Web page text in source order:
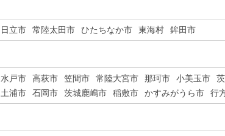
日立市 常陸太田市 ひたちなか市 東海村 鉾田市
水戸市 高萩市 笠間市 常陸大宮市 那珂市 小美玉市
土浦市
石岡市 茨城鹿嶋市 稲敷市 かすみがうら市 行